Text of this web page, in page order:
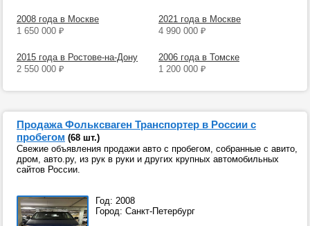
2008 года в Москве
1 650 000 ₽
2021 года в Москве
4 990 000 ₽
2015 года в Ростове-на-Дону
2 550 000 ₽
2006 года в Томске
1 200 000 ₽
Продажа Фольксваген Транспортер в России с
пробегом (68 шт.)
Свежие объявления продажи авто с пробегом, собранные с авито,
дром, авто.ру, из рук в руки и других крупных автомобильных
сайтов России.
Год: 2008
Город: Санкт-Петербург